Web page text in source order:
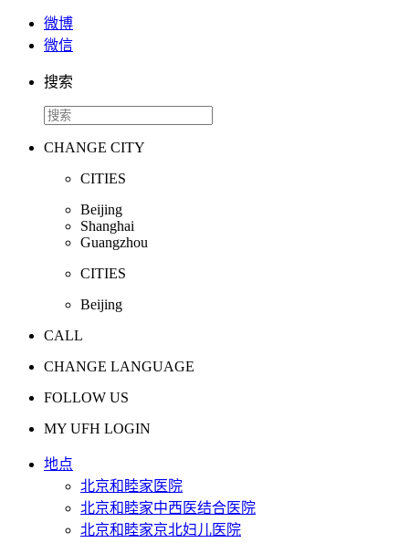
微博
微信
搜索
CHANGE CITY
CITIES
Beijing
Shanghai
Guangzhou
CITIES
Beijing
CALL
CHANGE LANGUAGE
FOLLOW US
MY UFH LOGIN
地点
北京和睦家医院
北京和睦家中西医结合医院
北京和睦家京北妇儿医院